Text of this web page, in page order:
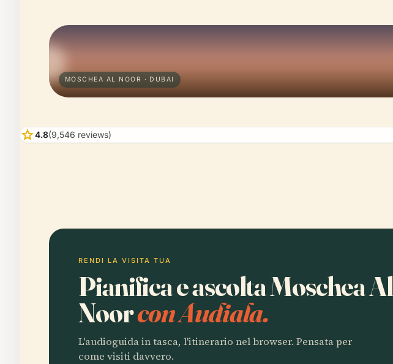
MOSCHEA AL NOOR · DUBAI
star4.8(9,546 reviews)
RENDI LA VISITA TUA
Pianifica e ascolta Moschea Al
Noorcon Audiala.
L'audioguida in tasca, l'itinerario nel browser. Pensata per
come visiti davvero.